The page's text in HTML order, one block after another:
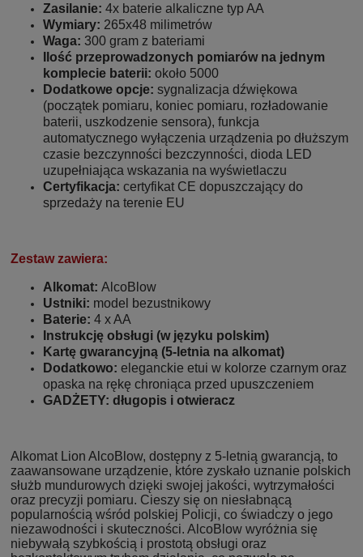
Zasilanie: 4x baterie alkaliczne typ AA
Wymiary: 265x48 milimetrów
Waga: 300 gram z bateriami
Ilość przeprowadzonych pomiarów na jednym
komplecie baterii: około 5000
Dodatkowe opcje: sygnalizacja dźwiękowa
(początek pomiaru, koniec pomiaru, rozładowanie
baterii, uszkodzenie sensora), funkcja
automatycznego wyłączenia urządzenia po dłuższym
czasie bezczynności bezczynności, dioda LED
uzupełniająca wskazania na wyświetlaczu
Certyfikacja: certyfikat CE dopuszczający do
sprzedaży na terenie EU
Zestaw zawiera:
Alkomat: AlcoBlow
Ustniki: model bezustnikowy
Baterie: 4 x AA
Instrukcję obsługi (w języku polskim)
Kartę gwarancyjną (5-letnia na alkomat)
Dodatkowo: eleganckie etui w kolorze czarnym oraz
opaska na rękę chroniąca przed upuszczeniem
GADŻETY: długopis i otwieracz
Alkomat Lion AlcoBlow, dostępny z 5-letnią gwarancją, to
zaawansowane urządzenie, które zyskało uznanie polskich
służb mundurowych dzięki swojej jakości, wytrzymałości
oraz precyzji pomiaru. Cieszy się on niesłabnącą
popularnością wśród polskiej Policji, co świadczy o jego
niezawodności i skuteczności. AlcoBlow wyróżnia się
niebywałą szybkością i prostotą obsługi oraz